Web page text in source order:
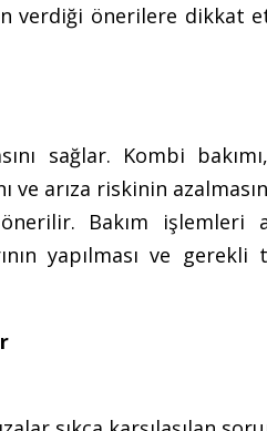
verdiği önerilere dikkat
sağlar. Kombi
arıza riskinin
Bakım işlemleri
yapılması ve gerekli